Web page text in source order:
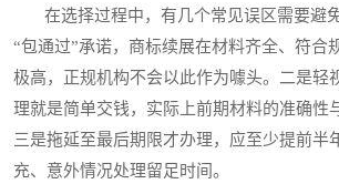
在选择过程中，有几个常见误区需要避
“包通过”承诺，商标续展在材料齐全、符合
极高，正规机构不会以此作为噱头。二是轻
理就是简单交钱，实际上前期材料的准确性
三是拖延至最后期限才办理，应至少提前半
充、意外情况处理留足时间。